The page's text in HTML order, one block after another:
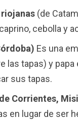
(de
cebolla y
Es una
las tapas) y
sus tapas.
Corrientes,
en lugar de ser